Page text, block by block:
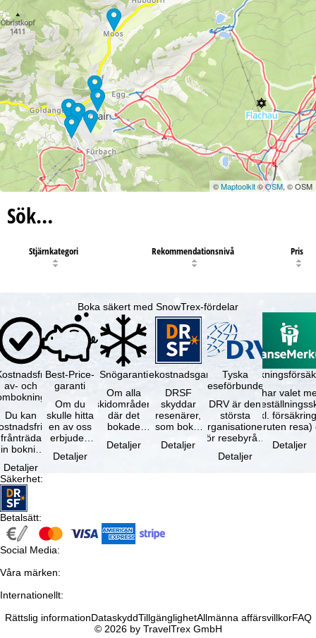
©Maptoolkit©OSM, © OSM
Sök…
Stjärnkategori Rekommendationsnivå Pris
Boka säkert med SnowTrex-fördelar
av- och
Du kan
frånträda
bokning
efter
…
Detaljer
Best-Price-
garanti
Om du
skulle hitta
en av oss
erbjuden
samma
Detaljer
Snögaranti
Om alla
skidområden
där det
bokade
gäller –
Detaljer
Resekostnadsgaranti
DRSF
skyddar
resenärer,
som bokat
paketresa
Detaljer
Tyska
reseförbundet
DRV är den
största
organisationen
för resebyråer
researrangörer
Detaljer
Du har valet
(inkl.
avbruten resa)
Detaljer
Säkerhet:
Betalsätt:
Social Media:
Våra märken:
Internationellt:
Rättslig informationDataskyddTillgänglighetAllmänna affärsvillkorFAQ
© 2026 by TravelTrex GmbH